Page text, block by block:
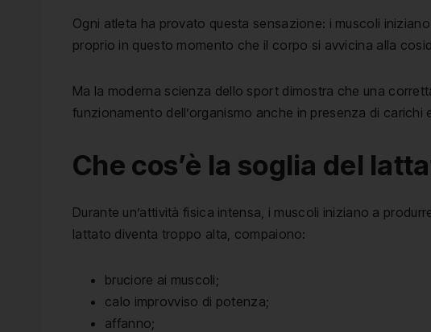
Ogni atleta ha provato questa sensazione: i muscoli
proprio in questo momento che il corpo si avvicina alla
Ma la moderna scienza dello sport dimostra che una
funzionamento dell’organismo anche in presenza di carichi
Che cos’è la soglia del
Durante un’attività fisica intensa, i muscoli iniziano a
lattato diventa troppo alta, compaiono:
bruciore ai muscoli;
calo improvviso di potenza;
affanno;